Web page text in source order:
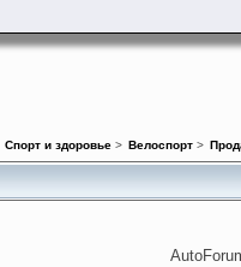
Спорт и здоровье> Велоспорт>